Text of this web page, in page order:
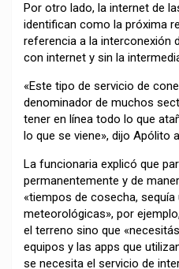
Por otro lado, la internet de
identifican como la próxima
referencia a la interconexión
con internet y sin la
«Este tipo de servicio de
denominador de muchos
tener en línea todo lo que
lo que se viene», dijo Apólito
La funcionaria explicó que
permanentemente y de
«tiempos de cosecha,
meteorológicas», por
el terreno sino que
equipos y las apps que
se necesita el servicio de